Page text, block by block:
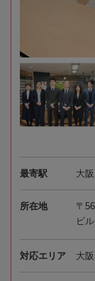
最寄駅 大
所在地
〒
ビ
対応エリア 大